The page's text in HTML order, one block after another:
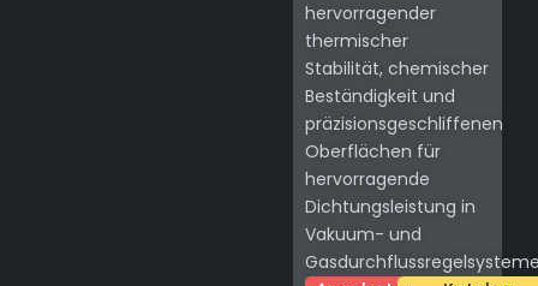
hervorragender
thermischer
Stabilität, chemischer
Beständigkeit und
präzisionsgeschliffenen
Oberflächen für
hervorragende
Dichtungsleistung in
Vakuum- und